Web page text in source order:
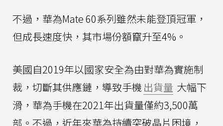
不過，華為Mate 60系列雖然未能登頂冠軍，
但成長速度快，其市場份額竄升至4%。
美國自2019年以國家安全為由對華為實施制
裁，切斷其供應鏈，導致手機 出貨量 大幅下
滑，華為手機在2021年出貨量僅約3,500萬
部。不過，近年來華為持續突破晶片困境，